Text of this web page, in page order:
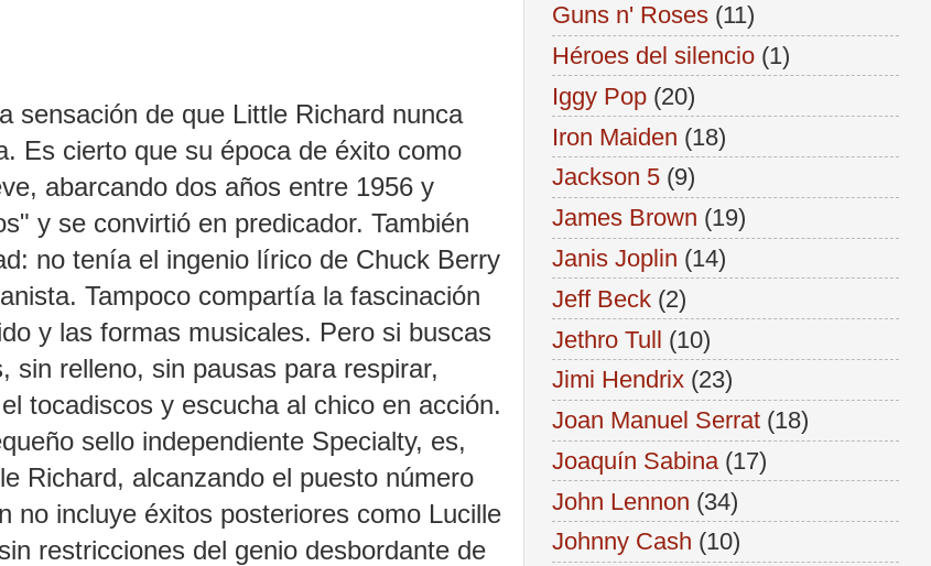
sensación de que Little Richard nunca
Es cierto que su época de éxito como
abarcando dos años entre 1956 y
y se convirtió en predicador. También
no tenía el ingenio lírico de Chuck Berry
Tampoco compartía la fascinación
y las formas musicales. Pero si buscas
sin relleno, sin pausas para respirar,
tocadiscos y escucha al chico en acción.
sello independiente Specialty, es,
Richard, alcanzando el puesto número
no incluye éxitos posteriores como Lucille
restricciones del genio desbordante de
Guns n' Roses (11)
Héroes del silencio (1)
Iggy Pop (20)
Iron Maiden (18)
Jackson 5 (9)
James Brown (19)
Janis Joplin (14)
Jeff Beck (2)
Jethro Tull (10)
Jimi Hendrix (23)
Joan Manuel Serrat (18)
Joaquín Sabina (17)
John Lennon (34)
Johnny Cash (10)